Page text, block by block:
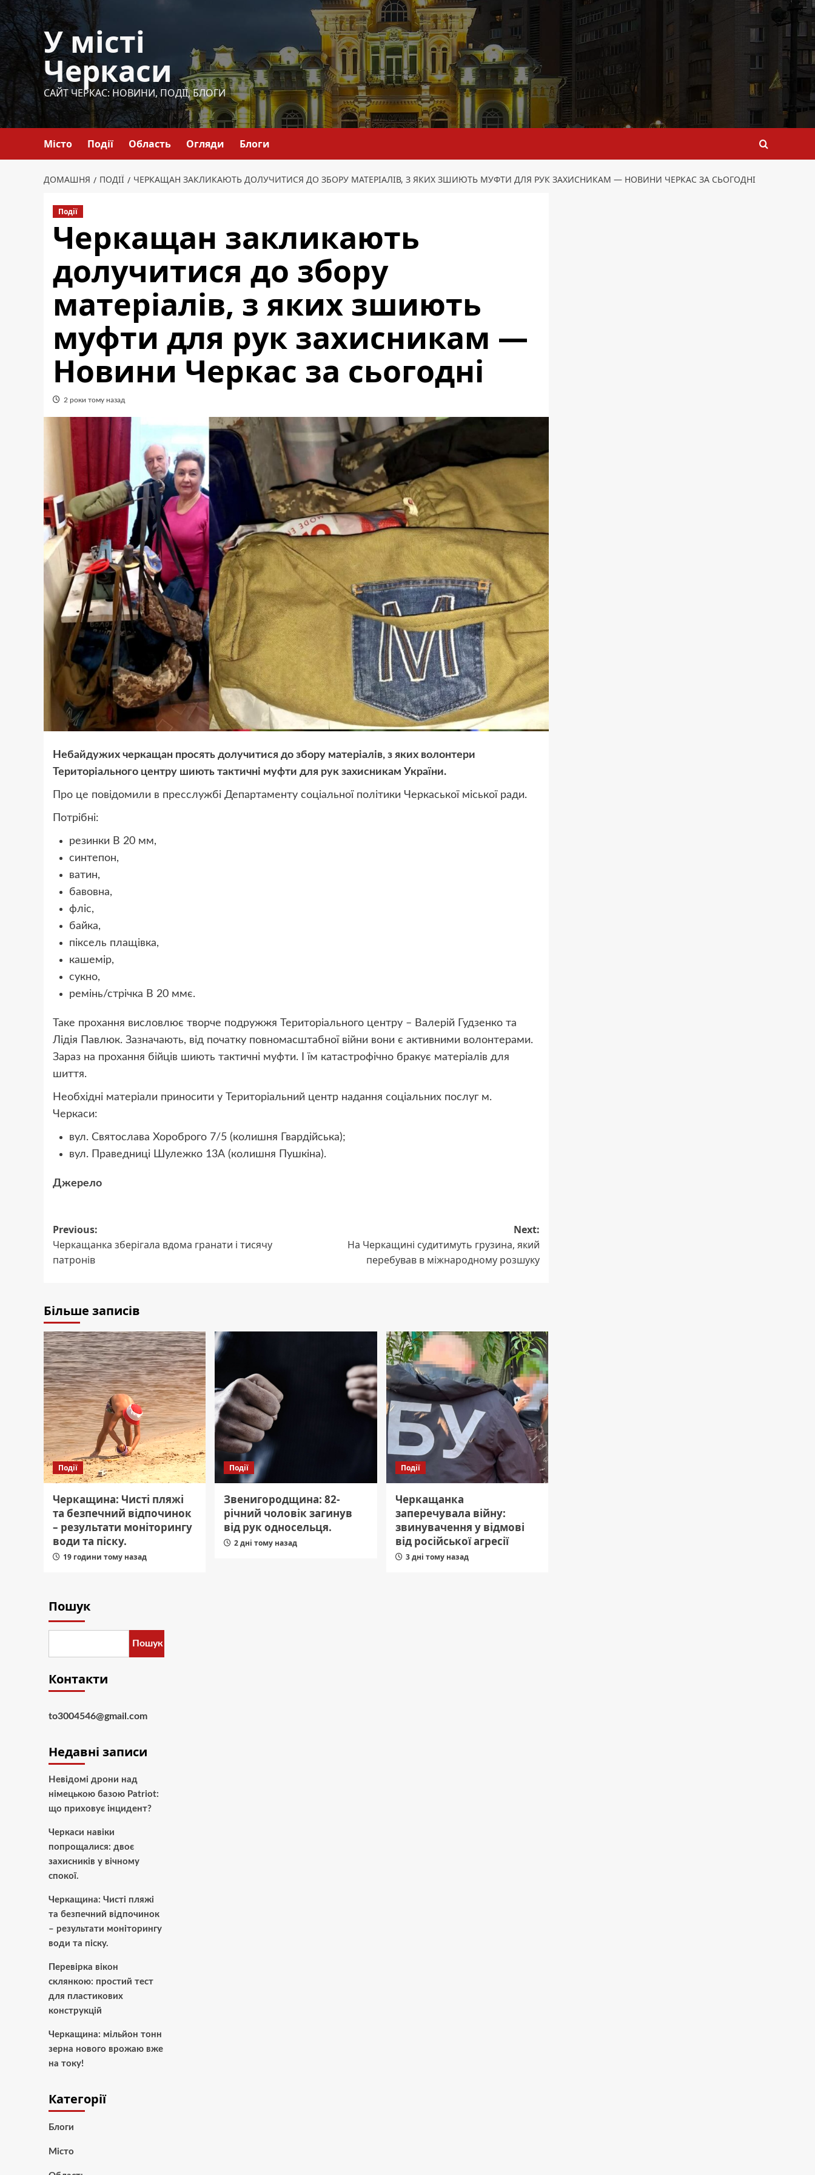
Перейти
до
вмісту
У місті
Черкаси
САЙТ ЧЕРКАС: НОВИНИ, ПОДІЇ, БЛОГИ
Місто Події Область Огляди Блоги
ДОМАШНЯ ПОДІЇ ЧЕРКАЩАН ЗАКЛИКАЮТЬ ДОЛУЧИТИСЯ ДО ЗБОРУ МАТЕРІАЛІВ, З ЯКИХ ЗШИЮТЬ МУФТИ ДЛЯ РУК ЗАХИСНИКАМ — НОВИНИ ЧЕРКАС ЗА СЬОГОДНІ
Події
Черкащан закликають
долучитися до збору
матеріалів, з яких зшиють
муфти для рук захисникам —
Новини Черкас за сьогодні
2 роки тому назад
Небайдужих черкащан просять долучитися до збору матеріалів, з яких волонтери
Територіального центру шиють тактичні муфти для рук захисникам України.
Про це повідомили в пресслужбі Департаменту соціальної політики Черкаської міської ради.
Потрібні:
резинки В 20 мм,
синтепон,
ватин,
бавовна,
фліс,
байка,
піксель плащівка,
кашемір,
сукно,
ремінь/стрічка В 20 ммє.
Таке прохання висловлює творче подружжя Територіального центру – Валерій Гудзенко та
Лідія Павлюк. Зазначають, від початку повномасштабної війни вони є активними волонтерами.
Зараз на прохання бійців шиють тактичні муфти. І їм катастрофічно бракує матеріалів для
шиття.
Необхідні матеріали приносити у Територіальний центр надання соціальних послуг м.
Черкаси:
вул. Святослава Хороброго 7/5 (колишня Гвардійська);
вул. Праведниці Шулежко 13А (колишня Пушкіна).
Джерело
Post
navigation
Previous:
Черкащанка зберігала вдома гранати і тисячу
патронів
Next:
На Черкащині судитимуть грузина, який
перебував в міжнародному розшуку
Більше записів
Події
Черкащина: Чисті пляжі
та безпечний відпочинок
– результати моніторингу
води та піску.
19 години тому назад
Події
Звенигородщина: 82-
річний чоловік загинув
від рук односельця.
2 дні тому назад
Події
Черкащанка
заперечувала війну:
звинувачення у відмові
від російської агресії
3 дні тому назад
Пошук
Пошук
Контакти
to3004546@gmail.com
Недавні записи
Невідомі дрони над
німецькою базою Patriot:
що приховує інцидент?
Черкаси навіки
попрощалися: двоє
захисників у вічному
спокої.
Черкащина: Чисті пляжі
та безпечний відпочинок
– результати моніторингу
води та піску.
Перевірка вікон
склянкою: простий тест
для пластикових
конструкцій
Черкащина: мільйон тонн
зерна нового врожаю вже
на току!
Категорії
Блоги
Місто